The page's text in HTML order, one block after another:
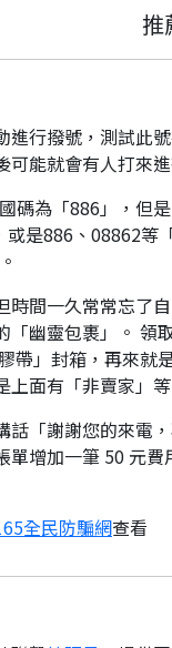
推
行撥號，測試此
能就會有人打來
碼為「886」，但
是886、08862
間一久常常忘了
幽靈包裹」。
」封箱，再來
面有「非賣家」
話「謝謝您的來
增加一筆 50 元
全民防騙網查看